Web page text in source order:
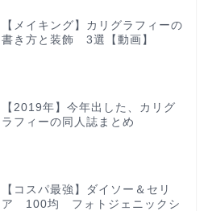
【メイキング】カリグラフィーの
書き方と装飾 3選【動画】
【2019年】今年出した、カリグ
ラフィーの同人誌まとめ
【コスパ最強】ダイソー＆セリ
ア 100均 フォトジェニックシ